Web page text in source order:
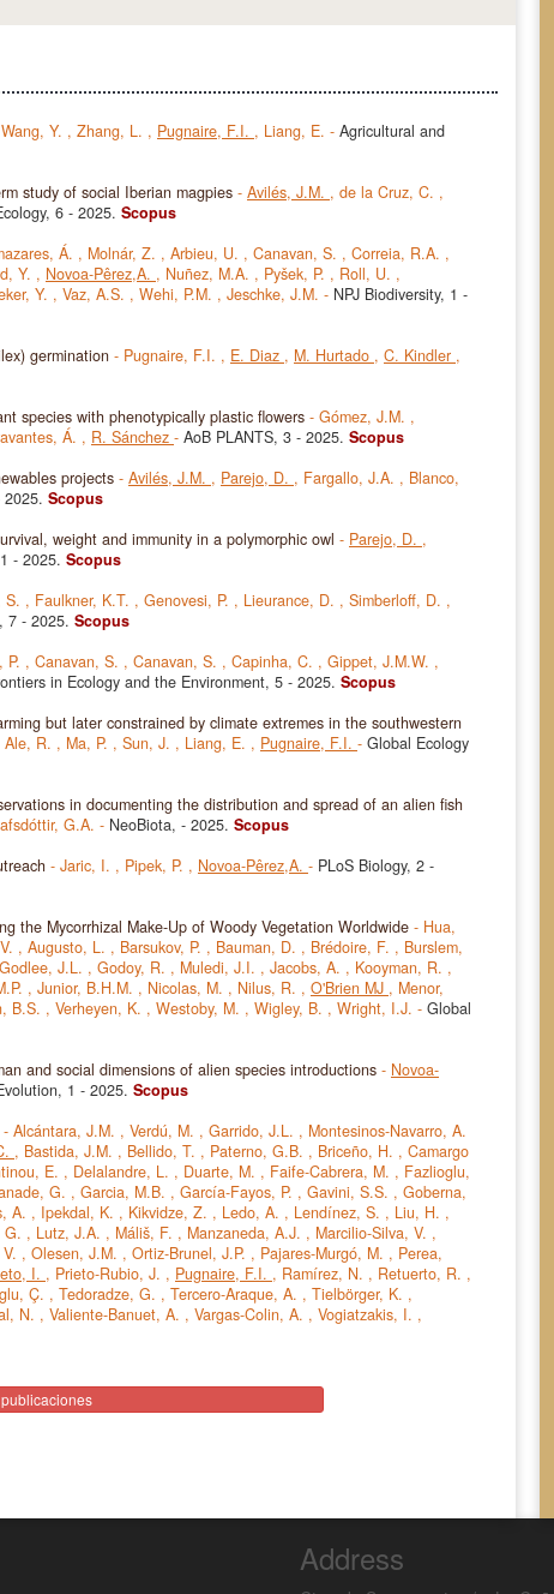
Wang, Y. , Zhang, L. , Pugnaire, F.I. , Liang, E. - Agricultural and
study of social Iberian magpies - Avilés, J.M. , de la Cruz, C. ,
6 - 2025. Scopus
Á. , Molnár, Z. , Arbieu, U. , Canavan, S. , Correia, R.A. ,
Y. , Novoa-Pêrez,A. , Nuñez, M.A. , Pyšek, P. , Roll, U. ,
Y. , Vaz, A.S. , Wehi, P.M. , Jeschke, J.M. - NPJ Biodiversity, 1 -
germination - Pugnaire, F.I. , E. Diaz , M. Hurtado , C. Kindler ,
species with phenotypically plastic flowers - Gómez, J.M. ,
Á. , R. Sánchez - AoB PLANTS, 3 - 2025. Scopus
projects - Avilés, J.M. , Parejo, D. , Fargallo, J.A. , Blanco,
2025. Scopus
weight and immunity in a polymorphic owl - Parejo, D. ,
- 2025. Scopus
S. , Faulkner, K.T. , Genovesi, P. , Lieurance, D. , Simberloff, D. ,
7 - 2025. Scopus
P. , Canavan, S. , Canavan, S. , Capinha, C. , Gippet, J.M.W. ,
in Ecology and the Environment, 5 - 2025. Scopus
but later constrained by climate extremes in the southwestern
Ale, R. , Ma, P. , Sun, J. , Liang, E. , Pugnaire, F.I. - Global Ecology
in documenting the distribution and spread of an alien fish
G.A. - NeoBiota, - 2025. Scopus
- Jaric, I. , Pipek, P. , Novoa-Pêrez,A. - PLoS Biology, 2 -
the Mycorrhizal Make-Up of Woody Vegetation Worldwide - Hua,
, Augusto, L. , Barsukov, P. , Bauman, D. , Brédoire, F. , Burslem,
Godlee, J.L. , Godoy, R. , Muledi, J.I. , Jacobs, A. , Kooyman, R. ,
, Junior, B.H.M. , Nicolas, M. , Nilus, R. , O'Brien MJ , Menor,
B.S. , Verheyen, K. , Westoby, M. , Wigley, B. , Wright, I.J. - Global
and social dimensions of alien species introductions - Novoa-
1 - 2025. Scopus
- Alcántara, J.M. , Verdú, M. , Garrido, J.L. , Montesinos-Navarro, A.
, Bastida, J.M. , Bellido, T. , Paterno, G.B. , Briceño, H. , Camargo
E. , Delalandre, L. , Duarte, M. , Faife-Cabrera, M. , Fazlioglu,
G. , Garcia, M.B. , García-Fayos, P. , Gavini, S.S. , Goberna,
A. , Ipekdal, K. , Kikvidze, Z. , Ledo, A. , Lendínez, S. , Liu, H. ,
G. , Lutz, J.A. , Máliš, F. , Manzaneda, A.J. , Marcilio-Silva, V. ,
, Olesen, J.M. , Ortiz-Brunel, J.P. , Pajares-Murgó, M. , Perea,
I. , Prieto-Rubio, J. , Pugnaire, F.I. , Ramírez, N. , Retuerto, R. ,
Ç. , Tedoradze, G. , Tercero-Araque, A. , Tielbörger, K. ,
N. , Valiente-Banuet, A. , Vargas-Colin, A. , Vogiatzakis, I. ,
Address